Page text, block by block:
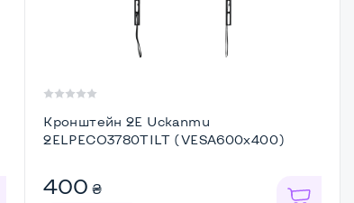
Кронштейн 2E Uckanmu
2ELPECO3780TILT (VESA600x400)
400 ₴